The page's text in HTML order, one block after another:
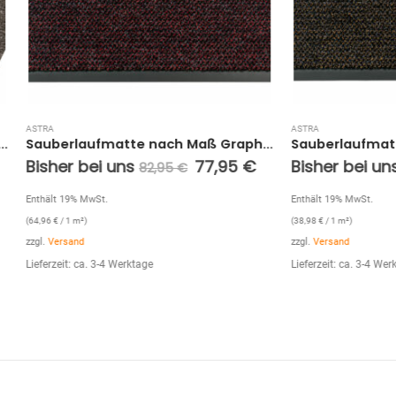
Sauberlaufmatte nach Maß Graphit (Rot; 120 cm)
uns 82,95€ 77,95€
3-4 Werktage
Bisher bei uns 82,95€
Lieferzeit: ca. 3-4 Werktage